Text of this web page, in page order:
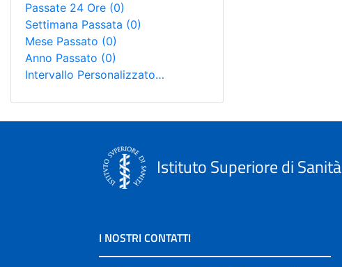
Passate 24 Ore (0)
Settimana Passata (0)
Mese Passato (0)
Anno Passato (0)
Intervallo Personalizzato…
Istituto Superiore di Sanità
I NOSTRI CONTATTI